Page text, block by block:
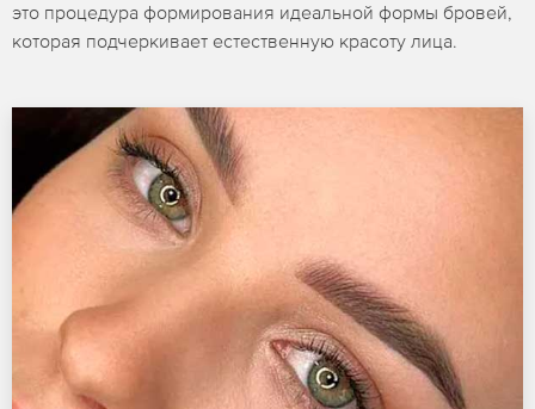
это процедура формирования идеальной формы бровей,
которая подчеркивает естественную красоту лица.